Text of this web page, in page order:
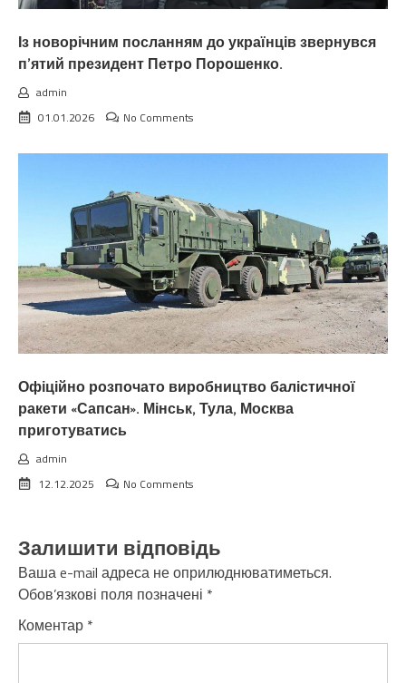
Із новорічним посланням до українців звернувся
п’ятий президент Петро Порошенко.
admin
01.01.2026
No Comments
Офіційно розпочато виробництво балістичної
ракети «Сапсан». Мінськ, Тула, Москва
приготуватись
admin
12.12.2025
No Comments
Залишити відповідь
Ваша e-mail адреса не оприлюднюватиметься.
Обов’язкові поля позначені *
Коментар *